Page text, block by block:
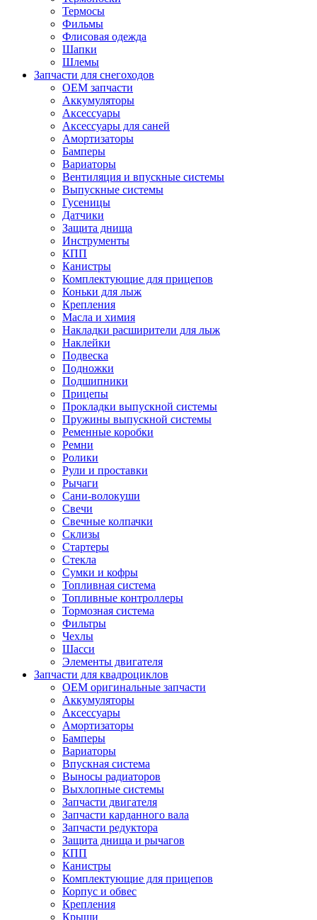
Термосы
Фильмы
Флисовая одежда
Шапки
Шлемы
Запчасти для снегоходов
OEM запчасти
Аккумуляторы
Аксессуары
Аксессуары для саней
Амортизаторы
Бамперы
Вариаторы
Вентиляция и впускные системы
Выпускные системы
Гусеницы
Датчики
Защита днища
Инструменты
КПП
Канистры
Комплектующие для прицепов
Коньки для лыж
Крепления
Масла и химия
Накладки расширители для лыж
Наклейки
Подвеска
Подножки
Подшипники
Прицепы
Прокладки выпускной системы
Пружины выпускной системы
Ременные коробки
Ремни
Ролики
Рули и проставки
Рычаги
Сани-волокуши
Свечи
Свечные колпачки
Склизы
Стартеры
Стекла
Сумки и кофры
Топливная система
Топливные контроллеры
Тормозная система
Фильтры
Чехлы
Шасси
Элементы двигателя
Запчасти для квадроциклов
OEM оригинальные запчасти
Аккумуляторы
Аксессуары
Амортизаторы
Бамперы
Вариаторы
Впускная система
Выносы радиаторов
Выхлопные системы
Запчасти двигателя
Запчасти карданного вала
Запчасти редуктора
Защита днища и рычагов
КПП
Канистры
Комплектующие для прицепов
Корпус и обвес
Крепления
Крыши